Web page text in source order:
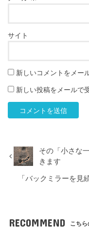
サイト
新しいコメントをメー
新しい投稿をメールで
その「小さな
きます
「バックミラーを見
RECOMMEND こちら